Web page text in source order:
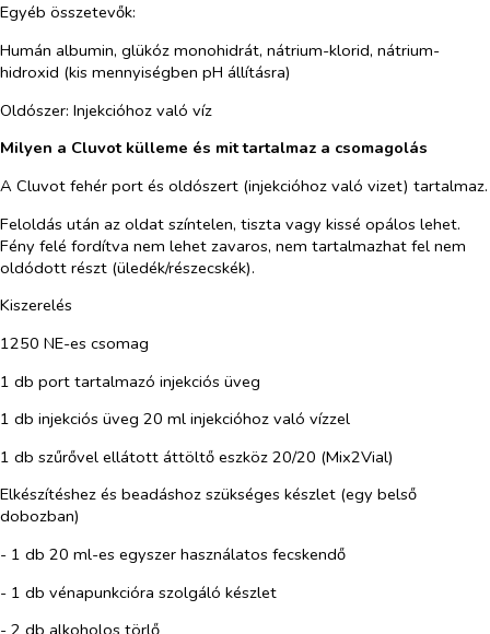
Egyéb összetevők:
Humán albumin, glükóz monohidrát, nátrium-klorid, nátrium-
hidroxid (kis mennyiségben pH állításra)
Oldószer: Injekcióhoz való víz
Milyen a Cluvot külleme és mit tartalmaz a csomagolás
A Cluvot fehér port és oldószert (injekcióhoz való vizet) tartalmaz.
Feloldás után az oldat színtelen, tiszta vagy kissé opálos lehet.
Fény felé fordítva nem lehet zavaros, nem tartalmazhat fel nem
oldódott részt (üledék/részecskék).
Kiszerelés
1250 NE-es csomag
1 db port tartalmazó injekciós üveg
1 db injekciós üveg 20 ml injekcióhoz való vízzel
1 db szűrővel ellátott áttöltő eszköz 20/20 (Mix2Vial)
Elkészítéshez és beadáshoz szükséges készlet (egy belső
dobozban)
- 1 db 20 ml-es egyszer használatos fecskendő
- 1 db vénapunkcióra szolgáló készlet